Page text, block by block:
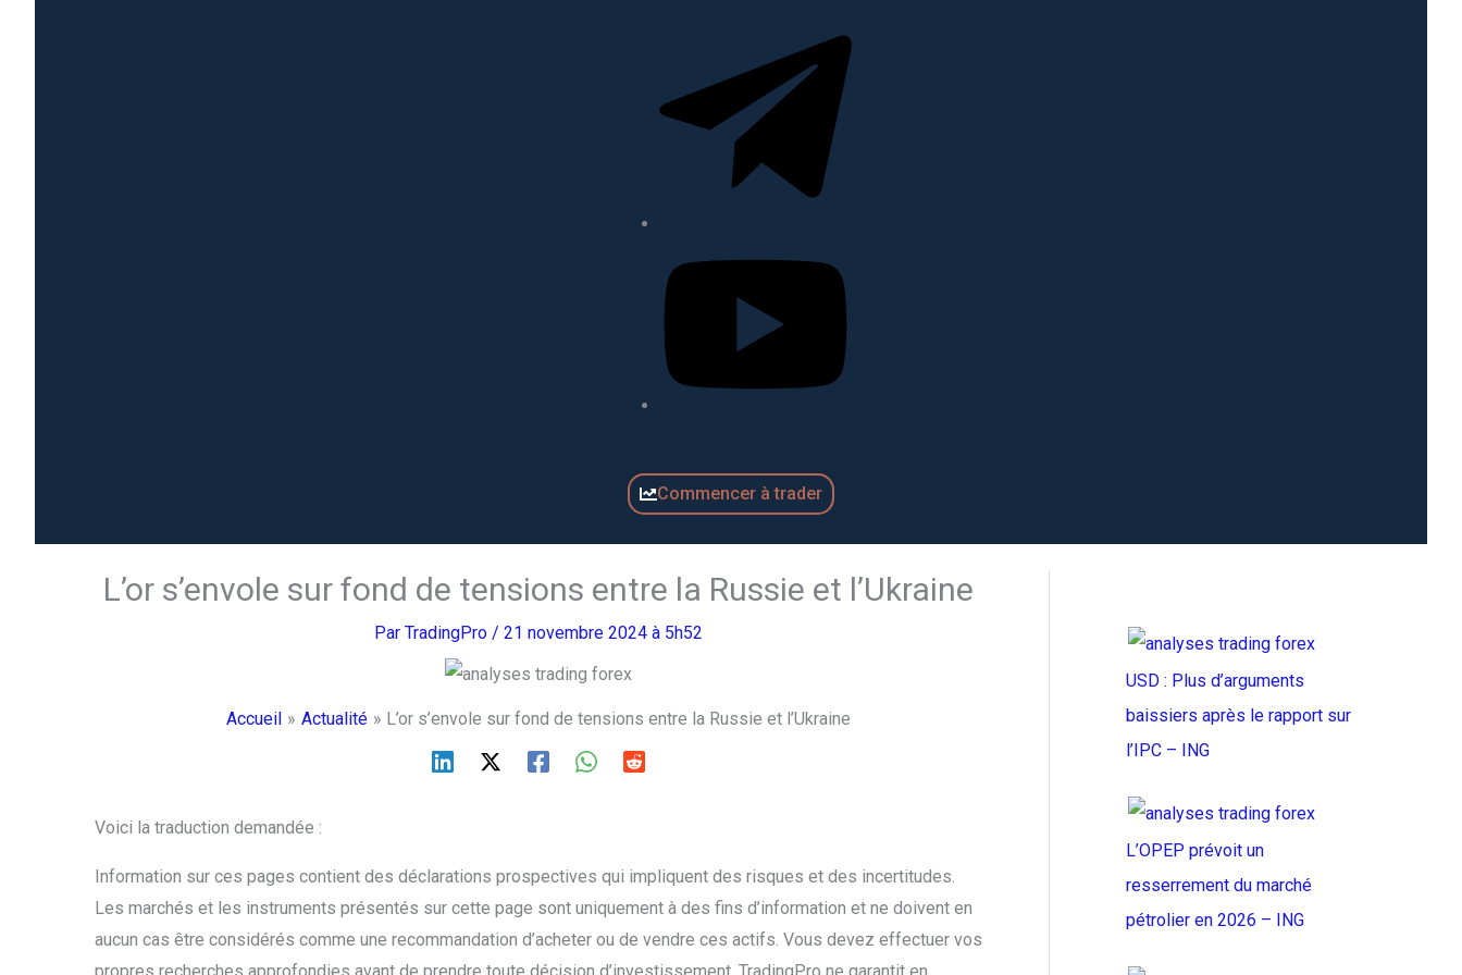
Commencer à trader
L’or s’envole sur fond de tensions entre la Russie et l’Ukraine
ParTradingPro / 21 novembre 2024 à 5h52
Accueil Actualité L’or s’envole sur fond de tensions entre la Russie et l’Ukraine
Voici la traduction demandée :
Information sur ces pages contient des déclarations prospectives qui impliquent des risques et des incertitudes.
Les marchés et les instruments présentés sur cette page sont uniquement à des fins d’information et ne doivent en
aucun cas être considérés comme une recommandation d’acheter ou de vendre ces actifs. Vous devez effectuer vos
propres recherches approfondies avant de prendre toute décision d’investissement. TradingPro ne garantit en
USD : Plus d’arguments
baissiers après le rapport sur
l’IPC – ING
L’OPEP prévoit un
resserrement du marché
pétrolier en 2026 – ING